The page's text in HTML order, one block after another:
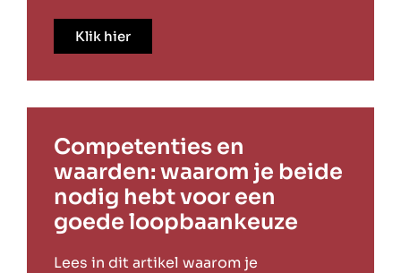
Klik hier
Competenties en
waarden: waarom je beide
nodig hebt voor een
goede loopbaankeuze
Lees in dit artikel waarom je